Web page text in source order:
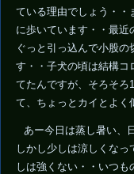
ている理由でしょう・・
に歩いています・・最近
ぐっと引っ込んで小股
す・・子犬の頃は結構コ
てたんですが、そろそろ
て、ちょっとカイとよく
あー今日は蒸し暑い、
しかし少しは涼しくな
しは強くない・・いつも